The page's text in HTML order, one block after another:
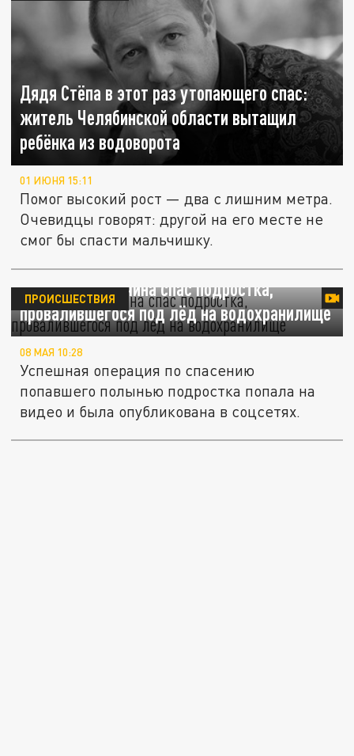
Дядя Стёпа в этот раз утопающего спас:
житель Челябинской области вытащил
ребёнка из водоворота
01 ИЮНЯ 15:11
Помог высокий рост — два с лишним метра.
Очевидцы говорят: другой на его месте не
смог бы спасти мальчишку.
В Братске мужчина спас подростка,
провалившегося под лёд на водохранилище
ПРОИСШЕСТВИЯ
08 МАЯ 10:28
Успешная операция по спасению
попавшего полынью подростка попала на
видео и была опубликована в соцсетях.